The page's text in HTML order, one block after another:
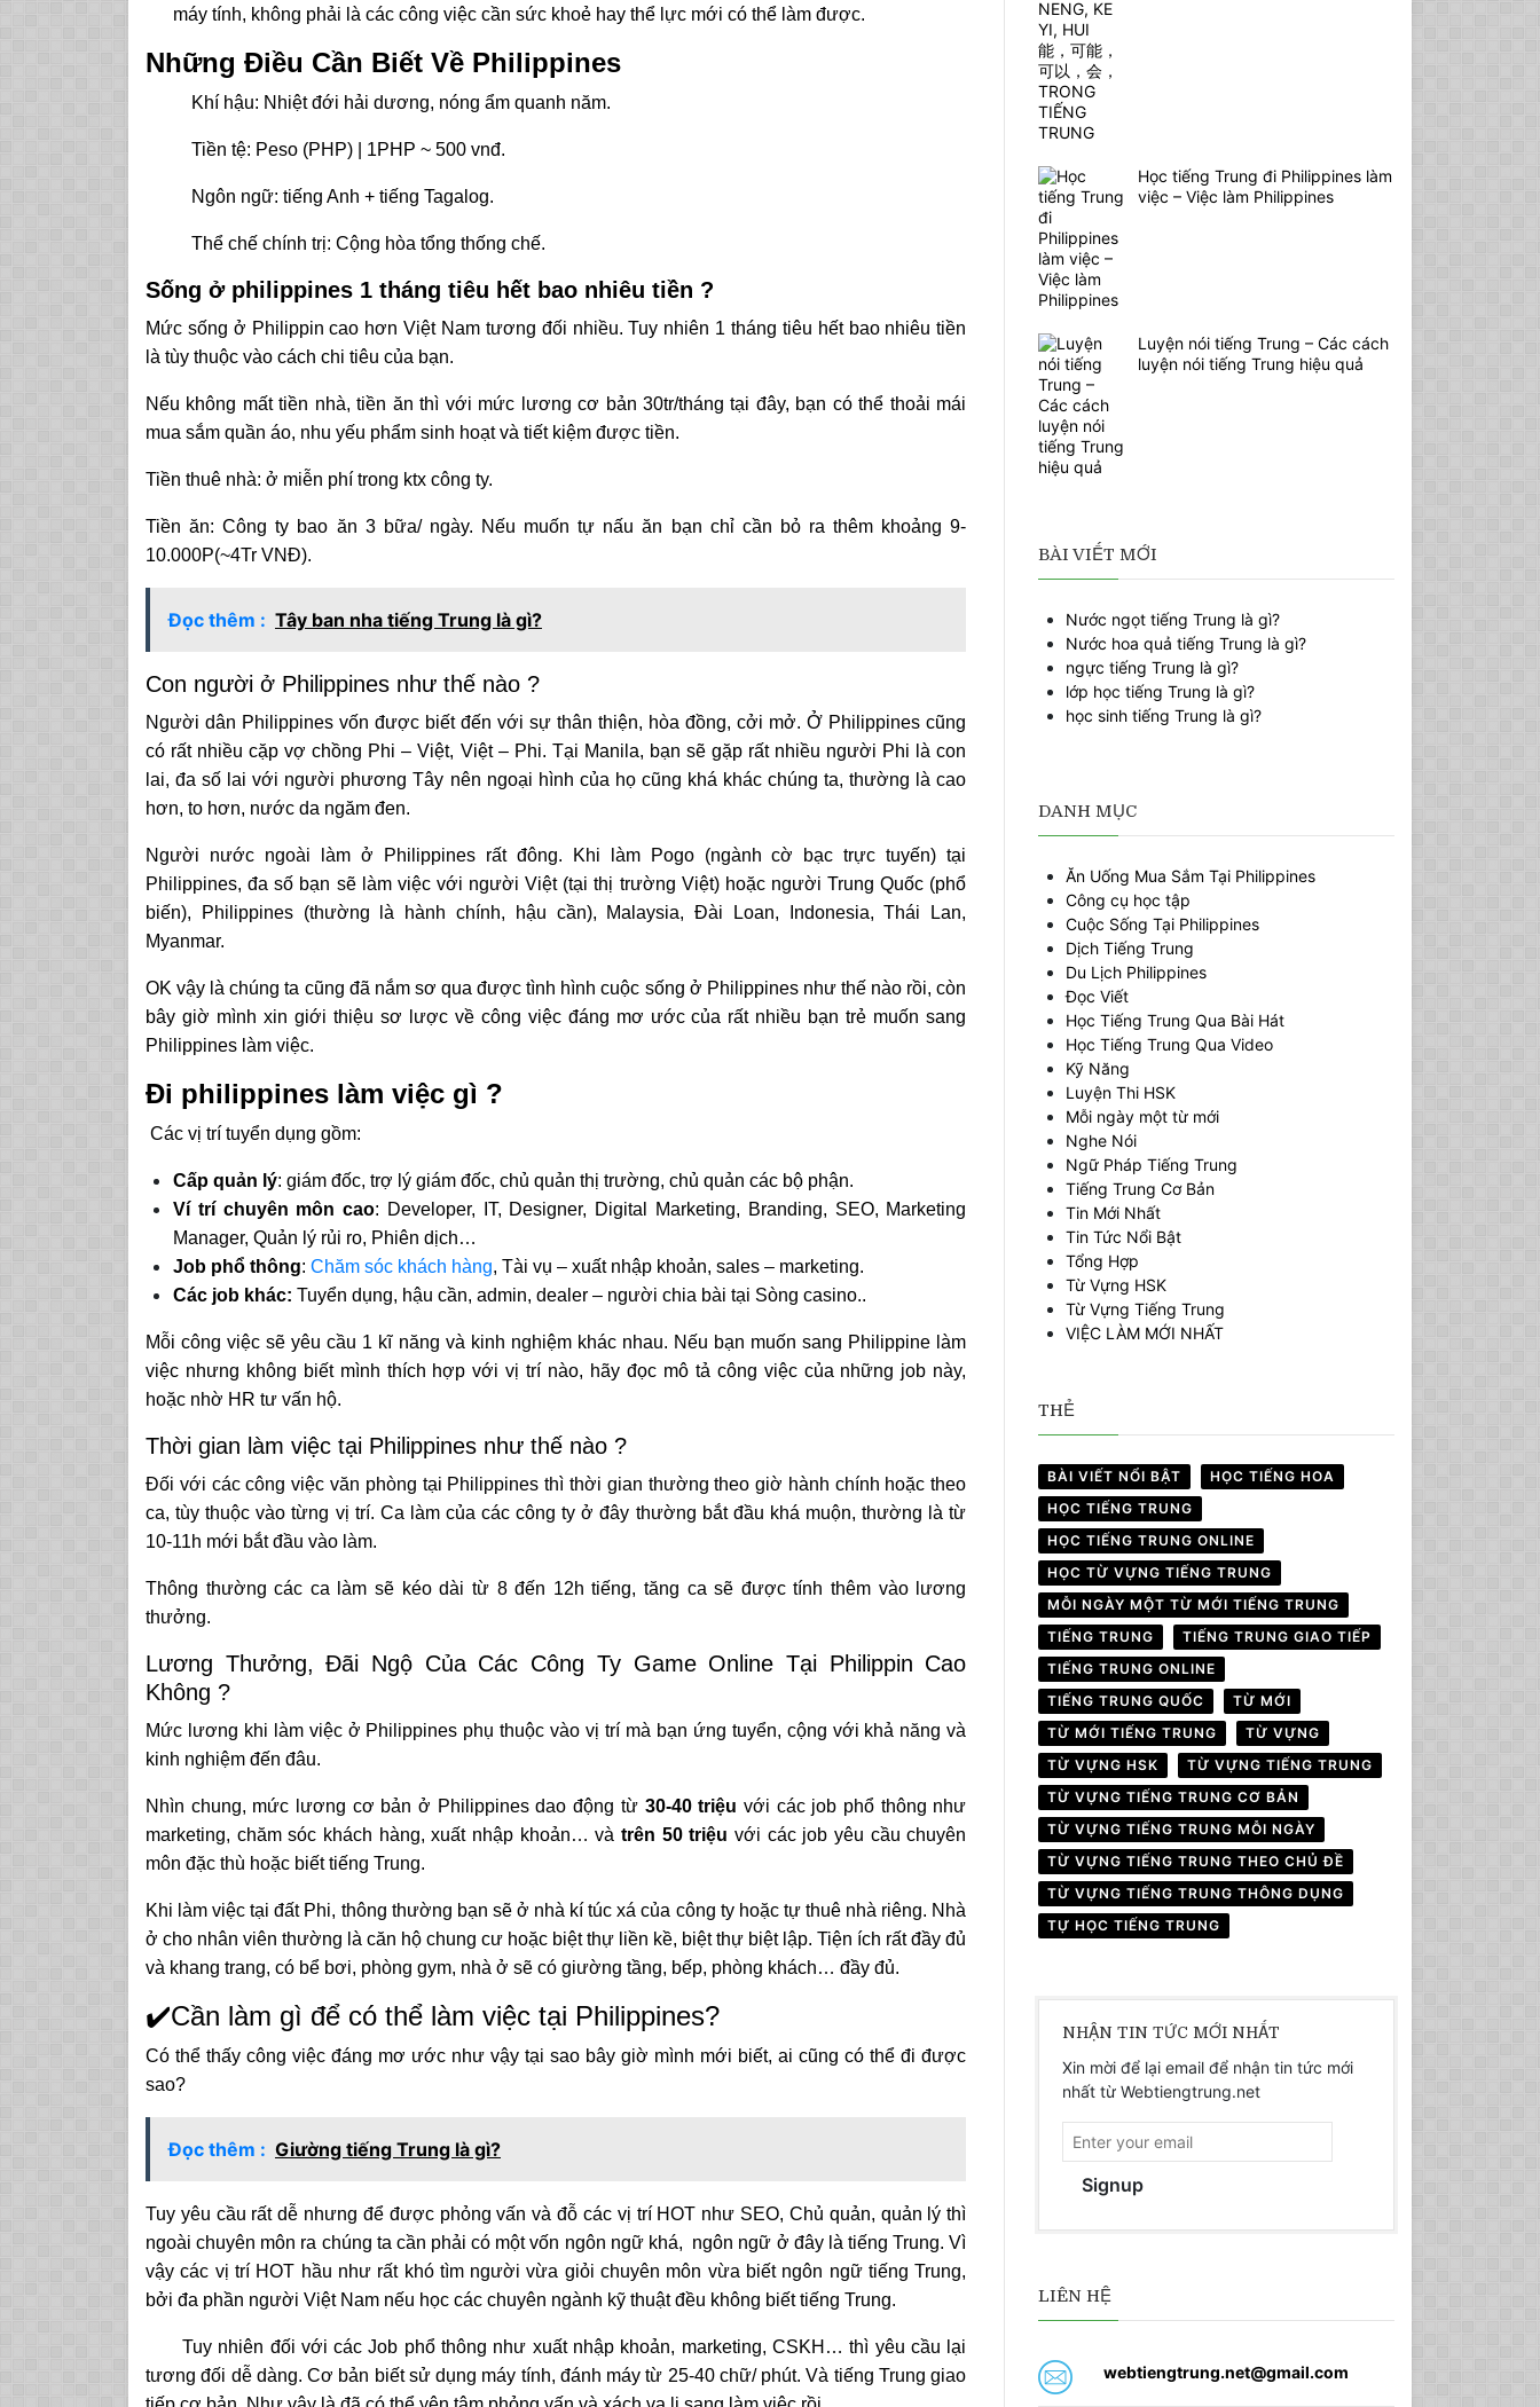
máy tính, không phải là các công việc cần sức khoẻ hay thể lực mới có thể làm được.
Những Điều Cần Biết Về Philippines
Khí hậu: Nhiệt đới hải dương, nóng ẩm quanh năm.
Tiền tệ: Peso (PHP) | 1PHP ~ 500 vnđ.
Ngôn ngữ: tiếng Anh + tiếng Tagalog.
Thể chế chính trị: Cộng hòa tổng thống chế.
Sống ở philippines 1 tháng tiêu hết bao nhiêu tiền ?
Mức sống ở Philippin cao hơn Việt Nam tương đối nhiều. Tuy nhiên 1 tháng tiêu hết bao nhiêu tiền
là tùy thuộc vào cách chi tiêu của bạn.
Nếu không mất tiền nhà, tiền ăn thì với mức lương cơ bản 30tr/tháng tại đây, bạn có thể thoải mái
mua sắm quần áo, nhu yếu phẩm sinh hoạt và tiết kiệm được tiền.
Tiền thuê nhà: ở miễn phí trong ktx công ty.
Tiền ăn: Công ty bao ăn 3 bữa/ ngày. Nếu muốn tự nấu ăn bạn chỉ cần bỏ ra thêm khoảng 9-
10.000P(~4Tr VNĐ).
Đọc thêm : Tây ban nha tiếng Trung là gì?
Con người ở Philippines như thế nào ?
Người dân Philippines vốn được biết đến với sự thân thiện, hòa đồng, cởi mở. Ở Philippines cũng
có rất nhiều cặp vợ chồng Phi – Việt, Việt – Phi. Tại Manila, bạn sẽ gặp rất nhiều người Phi là con
lai, đa số lai với người phương Tây nên ngoại hình của họ cũng khá khác chúng ta, thường là cao
hơn, to hơn, nước da ngăm đen.
Người nước ngoài làm ở Philippines rất đông. Khi làm Pogo (ngành cờ bạc trực tuyến) tại
Philippines, đa số bạn sẽ làm việc với người Việt (tại thị trường Việt) hoặc người Trung Quốc (phổ
biến), Philippines (thường là hành chính, hậu cần), Malaysia, Đài Loan, Indonesia, Thái Lan,
Myanmar.
OK vậy là chúng ta cũng đã nắm sơ qua được tình hình cuộc sống ở Philippines như thế nào rồi, còn
bây giờ mình xin giới thiệu sơ lược về công việc đáng mơ ước của rất nhiều bạn trẻ muốn sang
Philippines làm việc.
Đi philippines làm việc gì ?
Các vị trí tuyển dụng gồm:
Cấp quản lý: giám đốc, trợ lý giám đốc, chủ quản thị trường, chủ quản các bộ phận.
Ví trí chuyên môn cao: Developer, IT, Designer, Digital Marketing, Branding, SEO, Marketing
Manager, Quản lý rủi ro, Phiên dịch…
Job phổ thông: Chăm sóc khách hàng, Tài vụ – xuất nhập khoản, sales – marketing.
Các job khác: Tuyển dụng, hậu cần, admin, dealer – người chia bài tại Sòng casino..
Mỗi công việc sẽ yêu cầu 1 kĩ năng và kinh nghiệm khác nhau. Nếu bạn muốn sang Philippine làm
việc nhưng không biết mình thích hợp với vị trí nào, hãy đọc mô tả công việc của những job này,
hoặc nhờ HR tư vấn hộ.
Thời gian làm việc tại Philippines như thế nào ?
Đối với các công việc văn phòng tại Philippines thì thời gian thường theo giờ hành chính hoặc theo
ca, tùy thuộc vào từng vị trí. Ca làm của các công ty ở đây thường bắt đầu khá muộn, thường là từ
10-11h mới bắt đầu vào làm.
Thông thường các ca làm sẽ kéo dài từ 8 đến 12h tiếng, tăng ca sẽ được tính thêm vào lương
thưởng.
Lương Thưởng, Đãi Ngộ Của Các Công Ty Game Online Tại Philippin Cao
Không ?
Mức lương khi làm việc ở Philippines phụ thuộc vào vị trí mà bạn ứng tuyển, cộng với khả năng và
kinh nghiệm đến đâu.
Nhìn chung, mức lương cơ bản ở Philippines dao động từ30-40 triệu với các job phổ thông như
marketing, chăm sóc khách hàng, xuất nhập khoản… và trên 50 triệu với các job yêu cầu chuyên
môn đặc thù hoặc biết tiếng Trung.
Khi làm việc tại đất Phi, thông thường bạn sẽ ở nhà kí túc xá của công ty hoặc tự thuê nhà riêng. Nhà
ở cho nhân viên thường là căn hộ chung cư hoặc biệt thự liền kề, biệt thự biệt lập. Tiện ích rất đầy đủ
và khang trang, có bể bơi, phòng gym, nhà ở sẽ có giường tầng, bếp, phòng khách… đầy đủ.
✔️Cần làm gì để có thể làm việc tại Philippines?
Có thể thấy công việc đáng mơ ước như vậy tại sao bây giờ mình mới biết, ai cũng có thể đi được
sao?
Đọc thêm : Giường tiếng Trung là gì?
Tuy yêu cầu rất dễ nhưng để được phỏng vấn và đỗ các vị trí HOT như SEO, Chủ quản, quản lý thì
ngoài chuyên môn ra chúng ta cần phải có một vốn ngôn ngữ khá, ngôn ngữ ở đây là tiếng Trung. Vì
vậy các vị trí HOT hầu như rất khó tìm người vừa giỏi chuyên môn vừa biết ngôn ngữ tiếng Trung,
bởi đa phần người Việt Nam nếu học các chuyên ngành kỹ thuật đều không biết tiếng Trung.
Tuy nhiên đối với các Job phổ thông như xuất nhập khoản, marketing, CSKH… thì yêu cầu lại
tương đối dễ dàng. Cơ bản biết sử dụng máy tính, đánh máy từ 25-40 chữ/ phút. Và tiếng Trung giao
Học tiếng Trung đi Philippines làm
việc – Việc làm Philippines
Luyện nói tiếng Trung – Các cách
luyện nói tiếng Trung hiệu quả
BÀI VIẾT MỚI
Nước ngọt tiếng Trung là gì?
Nước hoa quả tiếng Trung là gì?
ngực tiếng Trung là gì?
lớp học tiếng Trung là gì?
học sinh tiếng Trung là gì?
DANH MỤC
Ăn Uống Mua Sắm Tại Philippines
Công cụ học tập
Cuộc Sống Tại Philippines
Dịch Tiếng Trung
Du Lịch Philippines
Đọc Viết
Học Tiếng Trung Qua Bài Hát
Học Tiếng Trung Qua Video
Kỹ Năng
Luyện Thi HSK
Mỗi ngày một từ mới
Nghe Nói
Ngữ Pháp Tiếng Trung
Tiếng Trung Cơ Bản
Tin Mới Nhất
Tin Tức Nổi Bật
Tổng Hợp
Từ Vựng HSK
Từ Vựng Tiếng Trung
VIỆC LÀM MỚI NHẤT
THẺ
BÀI VIẾT NỔI BẬT
HỌC TIẾNG HOA
HỌC TIẾNG TRUNG
HỌC TIẾNG TRUNG ONLINE
HỌC TỪ VỰNG TIẾNG TRUNG
MỖI NGÀY MỘT TỪ MỚI TIẾNG TRUNG
TIẾNG TRUNG
TIẾNG TRUNG GIAO TIẾP
TIẾNG TRUNG ONLINE
TIẾNG TRUNG QUỐC
TỪ MỚI
TỪ MỚI TIẾNG TRUNG
TỪ VỰNG
TỪ VỰNG HSK
TỪ VỰNG TIẾNG TRUNG
TỪ VỰNG TIẾNG TRUNG CƠ BẢN
TỪ VỰNG TIẾNG TRUNG MỖI NGÀY
TỪ VỰNG TIẾNG TRUNG THEO CHỦ ĐỀ
TỪ VỰNG TIẾNG TRUNG THÔNG DỤNG
TỰ HỌC TIẾNG TRUNG
NHẬN TIN TỨC MỚI NHẤT
Xin mời để lại email để nhận tin tức mới
nhất từ Webtiengtrung.net
Signup
LIÊN HỆ
webtiengtrung.net@gmail.com